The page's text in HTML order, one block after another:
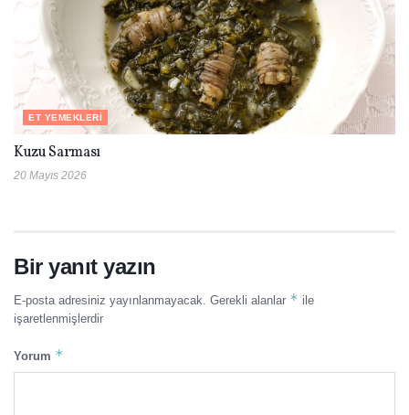
ET YEMEKLERI
Kuzu Sarması
20 Mayıs 2026
Bir yanıt yazın
E-posta adresiniz yayınlanmayacak. Gerekli alanlar * ile
işaretlenmişlerdir
Yorum *